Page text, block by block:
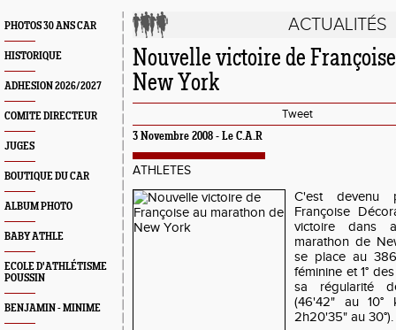
PHOTOS 30 ANS CAR
HISTORIQUE
ADHESION 2026/2027
COMITE DIRECTEUR
JUGES
BOUTIQUE DU CAR
ALBUM PHOTO
BABY ATHLE
ECOLE D'ATHLÉTISME
POUSSIN
BENJAMIN - MINIME
ACTUALITÉS
Nouvelle victoire de
New York
Tweet
3 Novembre 2008 - Le C.A.R
ATHLETES
C'est devenu
Françoise
victoire dans
marathon de
se place au
féminine et 1°
sa régularité
(46'42" au 10°
2h20'35" au 30°).